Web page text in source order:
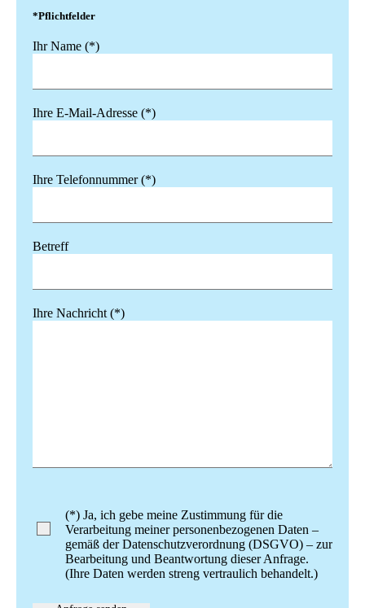
*Pflichtfelder
Ihr Name (*)
Ihre E-Mail-Adresse (*)
Ihre Telefonnummer (*)
Betreff
Ihre Nachricht (*)
(*) Ja, ich gebe meine Zustimmung für die
Verarbeitung meiner personenbezogenen Daten –
gemäß der Datenschutzverordnung (DSGVO) – zur
Bearbeitung und Beantwortung dieser Anfrage.
(Ihre Daten werden streng vertraulich behandelt.)